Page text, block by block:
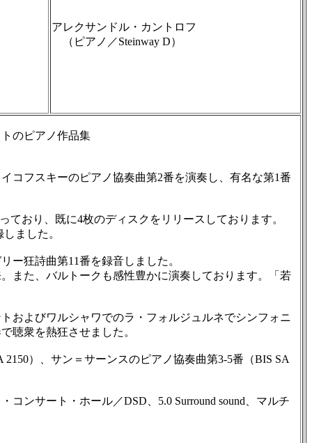
アレクサンドル・カントロフ
（ピアノ／Steinway D）
のピアノ作品集
コフスキーのピアノ協奏曲第2番を演奏し、有名な第1番
おり、既に4枚のディスクをリリースしております。
ました。
狂詩曲第11番を録音しました。
また、バルトークも感性豊かに演奏しております。「若
およびワルシャワでのラ・フォルジュルネでシンフォニ
聴衆を熱狂させました。
）、サン＝サーンスのピアノ協奏曲第3-5番（BIS SA
ンサート・ホール／DSD、5.0 Surround sound、マルチ